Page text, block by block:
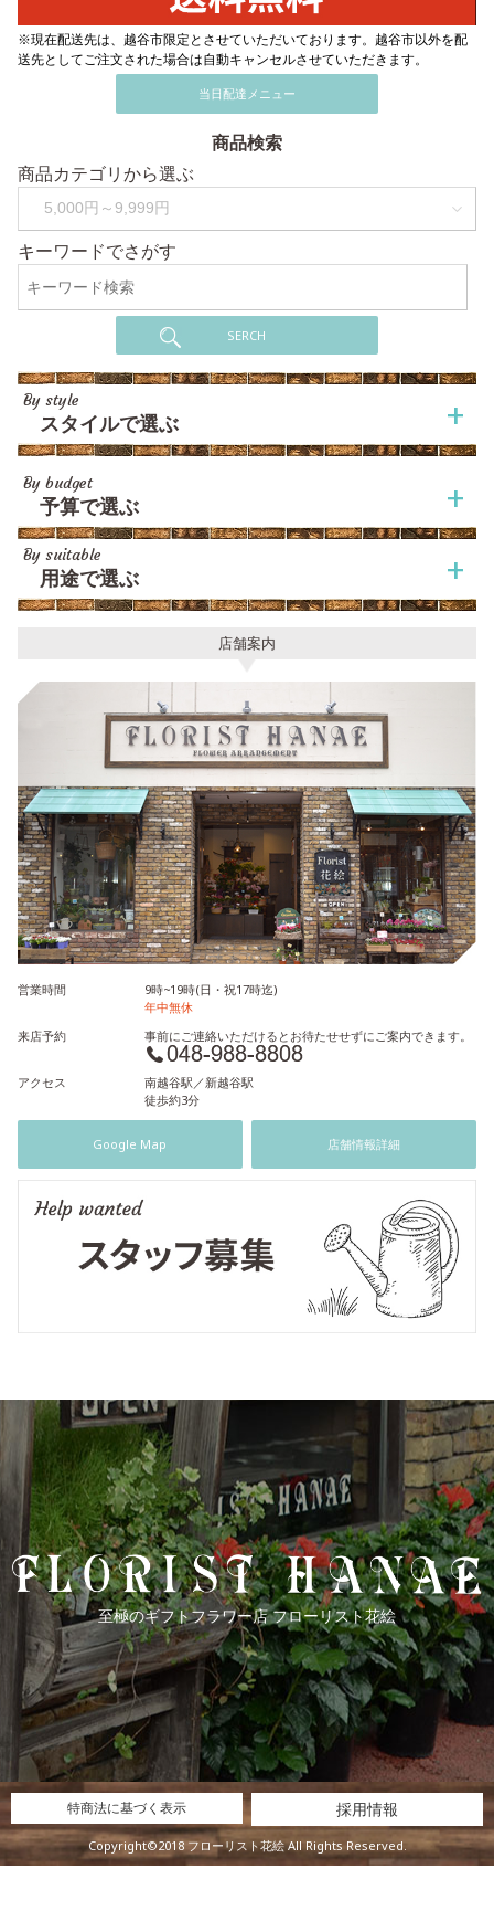
※現在配送先は、越谷市限定とさせていただいております。越谷市以外を配
送先としてご注文された場合は自動キャンセルさせていただきます。
当日配達メニュー
商品検索
商品カテゴリから選ぶ
キーワードでさがす
SERCH
By style
スタイルで選ぶ
By budget
予算で選ぶ
By suitable
用途で選ぶ
店舗案内
営業時間
9時~19時(日・祝17時迄)
年中無休
来店予約
事前にご連絡いただけるとお待たせせずにご案内できます。
アクセス
南越谷駅／新越谷駅
徒歩約3分
Google Map 店舗情報詳細
至極のギフトフラワー店 フローリスト花絵
特商法に基づく表示 採用情報
Copyright©2018 フローリスト花絵 All Rights Reserved.